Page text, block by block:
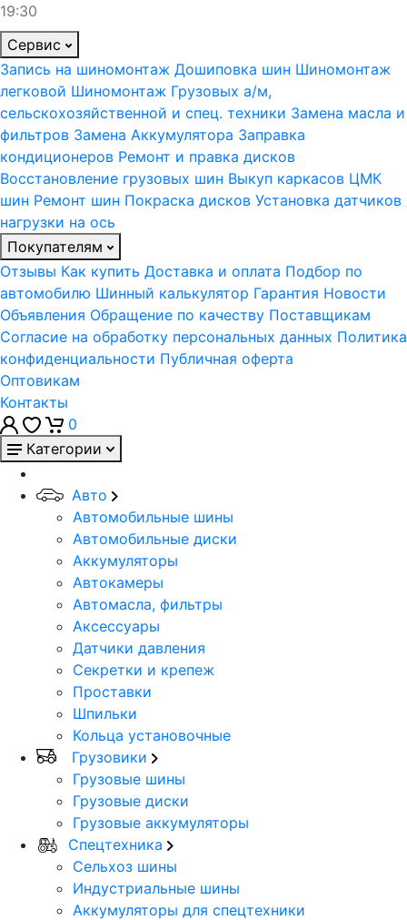
19:30
Сервис
Запись на шиномонтаж Дошиповка шин Шиномонтаж
легковой Шиномонтаж Грузовых а/м,
сельскохозяйственной и спец. техники Замена масла и
фильтров Замена Аккумулятора Заправка
кондиционеров Ремонт и правка дисков
Восстановление грузовых шин Выкуп каркасов ЦМК
шин Ремонт шин Покраска дисков Установка датчиков
нагрузки на ось
Покупателям
Отзывы Как купить Доставка и оплата Подбор по
автомобилю Шинный калькулятор Гарантия Новости
Объявления Обращение по качеству Поставщикам
Согласие на обработку персональных данных Политика
конфиденциальности Публичная оферта
Оптовикам
Контакты
0
Категории
Авто
Автомобильные шины
Автомобильные диски
Аккумуляторы
Автокамеры
Автомасла, фильтры
Аксессуары
Датчики давления
Секретки и крепеж
Проставки
Шпильки
Кольца установочные
Грузовики
Грузовые шины
Грузовые диски
Грузовые аккумуляторы
Спецтехника
Сельхоз шины
Индустриальные шины
Аккумуляторы для спецтехники